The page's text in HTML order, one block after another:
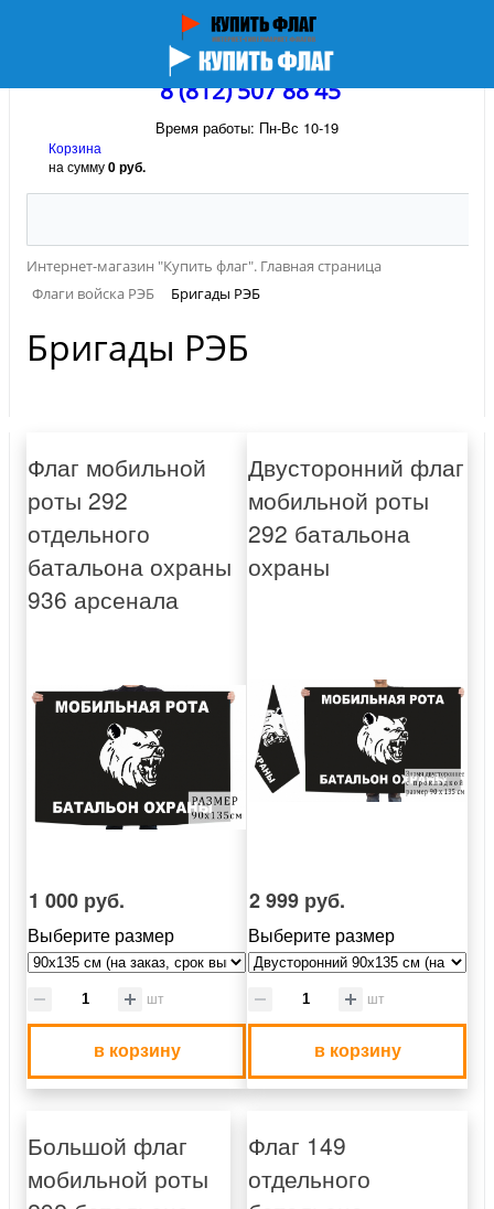
8 (812) 507 88 45
Время работы: Пн-Вс 10-19
Корзина
на сумму0 руб.
Интернет-магазин "Купить флаг". Главная страница
Флаги войска РЭБ
Бригады РЭБ
Бригады РЭБ
Флаг мобильной
роты 292
отдельного
батальона охраны
936 арсенала
1 000 руб.
Выберите размер
шт
в корзину
Двусторонний флаг
мобильной роты
292 батальона
охраны
2 999 руб.
Выберите размер
шт
в корзину
Большой флаг
мобильной роты
Флаг 149
отдельного